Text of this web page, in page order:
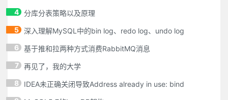
4
分库分表策略以及原理
5 深入理解MySQL中的bin log、redo log、undo log
6 基于推和拉两种方式消费RabbitMQ消息
7 再见了，我的大学
8
IDEA未正确关闭导致Address already in use: bind